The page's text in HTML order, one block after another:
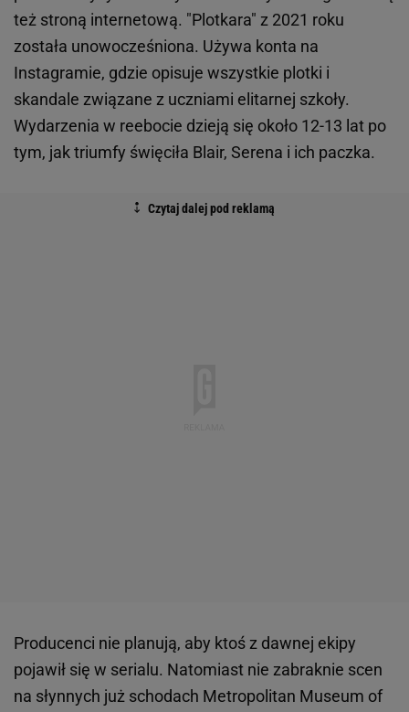
też stroną internetową. "Plotkara" z 2021 roku
została unowocześniona. Używa konta na
Instagramie, gdzie opisuje wszystkie plotki i
skandale związane z uczniami elitarnej szkoły.
Wydarzenia w reebocie dzieją się około 12-13 lat po
tym, jak triumfy święciła Blair, Serena i ich paczka.
Producenci nie planują, aby ktoś z dawnej ekipy
pojawił się w serialu. Natomiast nie zabraknie scen
na słynnych już schodach Metropolitan Museum of